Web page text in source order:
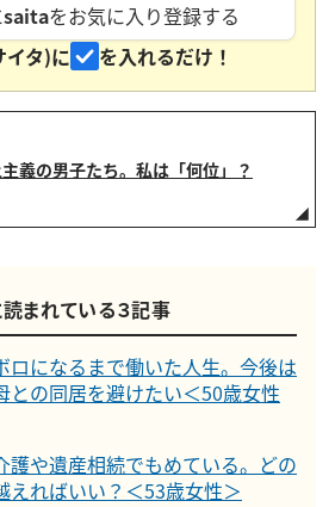
saitaをお気に入り登録する
タ)に
を入れるだけ！
義の男子たち。私は「何位」？
まれている３記事
ロになるまで働いた人生。今後は
との同居を避けたい＜50歳女性
護や遺産相続でもめている。どの
えればいい？＜53歳女性＞